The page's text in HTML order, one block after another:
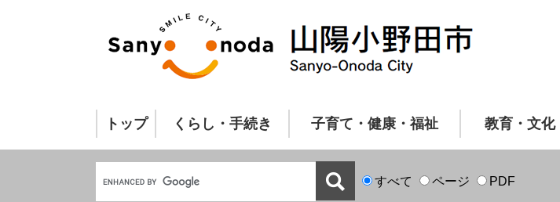
トップ くらし・手続き 子育て・健康・福祉 教育・文化
すべて ページ PDF